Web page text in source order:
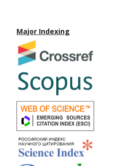
Major Indexing